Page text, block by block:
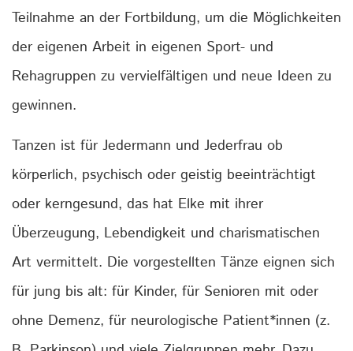
Teilnahme an der Fortbildung, um die Möglichkeiten
der eigenen Arbeit in eigenen Sport- und
Rehagruppen zu vervielfältigen und neue Ideen zu
gewinnen.
Tanzen ist für Jedermann und Jederfrau ob
körperlich, psychisch oder geistig beeinträchtigt
oder kerngesund, das hat Elke mit ihrer
Überzeugung, Lebendigkeit und charismatischen
Art vermittelt. Die vorgestellten Tänze eignen sich
für jung bis alt: für Kinder, für Senioren mit oder
ohne Demenz, für neurologische Patient*innen (z.